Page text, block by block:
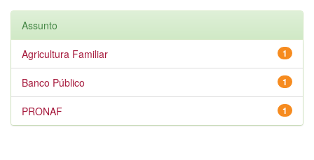
Assunto
1
Agricultura Familiar
1
Banco Público
1
PRONAF